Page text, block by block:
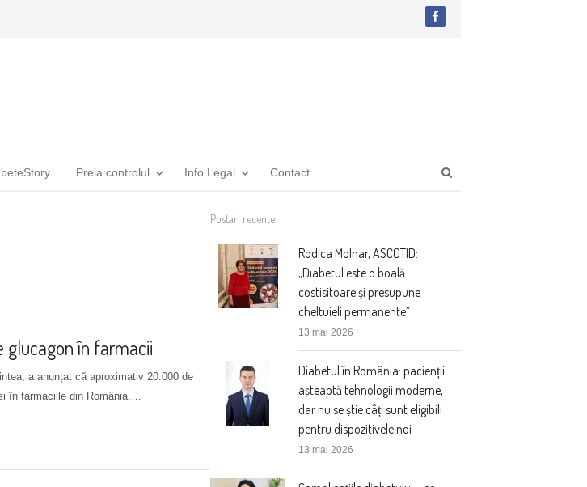
Preia controlul Info Legal Contact
glucagon în farmacii
a anunțat că aproximativ 20.000 de
în farmaciile din România.…
Postari recente
Rodica Molnar, ASCOTID:
„Diabetul este o boală
costisitoare și presupune
cheltuieli permanente”
13 mai 2026
Diabetul în România: pacienții
așteaptă tehnologii moderne,
dar nu se știe câți sunt eligibili
pentru dispozitivele noi
13 mai 2026